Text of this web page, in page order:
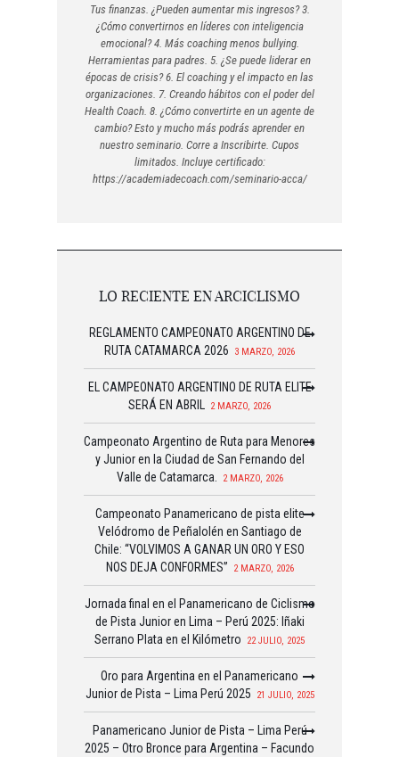
Tus finanzas. ¿Pueden aumentar mis ingresos? 3.
¿Cómo convertirnos en líderes con inteligencia
emocional? 4. Más coaching menos bullying.
Herramientas para padres. 5. ¿Se puede liderar en
épocas de crisis? 6. El coaching y el impacto en las
organizaciones. 7. Creando hábitos con el poder del
Health Coach. 8. ¿Cómo convertirte en un agente de
cambio? Esto y mucho más podrás aprender en
nuestro seminario. Corre a Inscribirte. Cupos
limitados. Incluye certificado:
https://academiadecoach.com/seminario-acca/
LO RECIENTE EN ARCICLISMO
REGLAMENTO CAMPEONATO ARGENTINO DE
RUTA CATAMARCA 2026
3 MARZO, 2026
EL CAMPEONATO ARGENTINO DE RUTA ELITE
SERÁ EN ABRIL
2 MARZO, 2026
Campeonato Argentino de Ruta para Menores
y Junior en la Ciudad de San Fernando del
Valle de Catamarca.
2 MARZO, 2026
Campeonato Panamericano de pista elite
Velódromo de Peñalolén en Santiago de
Chile: “VOLVIMOS A GANAR UN ORO Y ESO
NOS DEJA CONFORMES”
2 MARZO, 2026
Jornada final en el Panamericano de Ciclismo
de Pista Junior en Lima – Perú 2025: Iñaki
Serrano Plata en el Kilómetro
22 JULIO, 2025
Oro para Argentina en el Panamericano
Junior de Pista – Lima Perú 2025
21 JULIO, 2025
Panamericano Junior de Pista – Lima Perú
2025 – Otro Bronce para Argentina – Facundo